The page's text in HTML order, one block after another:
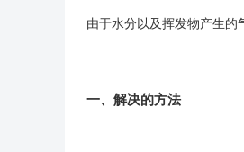
由于水分以及挥发物产生的
一、解决的方法